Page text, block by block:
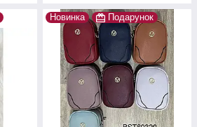
Новинка Подарунок